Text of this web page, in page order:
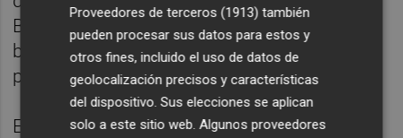
Barcelona, que manejaba el balón hasta el
borde del área local, pero sin apenas
profundidad.
El Levante tocaba, profundizaba y
Proveedores de terceros (1913) también
pueden procesar sus datos para estos y
otros fines, incluido el uso de datos de
geolocalización precisos y características
del dispositivo. Sus elecciones se aplican
solo a este sitio web. Algunos proveedores